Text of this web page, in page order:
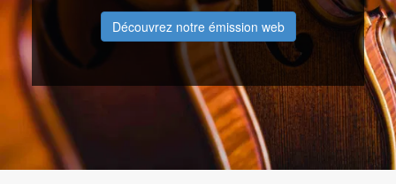
Découvrez notre émission web